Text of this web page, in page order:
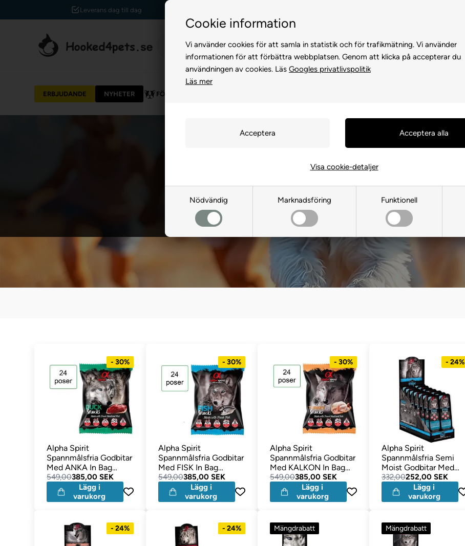
Cookie information
Vi använder cookies för att samla in statistik och för trafikmätning. Vi använder
informationen för att förbättra webbplatsen. Genom att klicka på accepterar du
användningen av cookies. Läs Googles privatlivspolitik
Läs mer
Nödvändig Marknadsföring Funktionell
Visa cookie-detaljer
Kundservice +45 7174 3600
ERBJUDANDE NYHETER FÖR HUND
Hundgodis Storpack
FÖR HUND Hundgodis Storpack
- 30%
Alpha Spirit
Spannmålsfria Godbitar
Med ANKA In Bag
50gram MEGAKÖP 24
påsar
549,00385,00 SEK
Lägg i
varukorg
- 30%
Alpha Spirit
Spannmålsfria Godbitar
Med FISK In Bag
50gram MEGAKÖP 24
påsar
549,00385,00 SEK
Lägg i
varukorg
- 30%
Alpha Spirit
Spannmålsfria Godbitar
Med KALKON In Bag
50gram MEGAKÖP 24
påsar
549,00385,00 SEK
Lägg i
varukorg
- 24%
Alpha Spirit
Spannmålsfria Semi
Moist Godbitar Med
FISK Megapack 16
Förpackningar
332,00252,00 SEK
Lägg i
varukorg
- 24% - 24% Mängdrabatt Mängdrabatt